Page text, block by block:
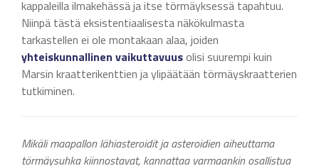
kappaleilla ilmakehässä ja itse törmäyksessä tapahtuu.
Niinpä tästä eksistentiaalisesta näkökulmasta
tarkastellen ei ole montakaan alaa, joiden
yhteiskunnallinen vaikuttavuusolisi suurempi kuin
Marsin kraatterikenttien ja ylipäätään törmäyskraatterien
tutkiminen.
Mikäli maapallon lähiasteroidit ja asteroidien aiheuttama
törmäysuhka kiinnostavat, kannattaa varmaankin osallistua